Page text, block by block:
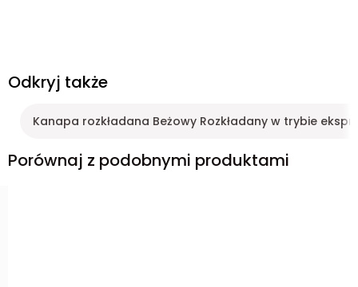
Odkryj także
Kanapa rozkładana Beżowy Rozkładany w trybie
Porównaj z podobnymi produktami